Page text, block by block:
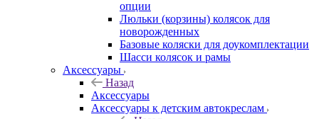
опции
Люльки (корзины) колясок для
новорожденных
Базовые коляски для доукомплектации
Шасси колясок и рамы
Аксессуары
Назад
Аксессуары
Аксессуары к детским автокреслам